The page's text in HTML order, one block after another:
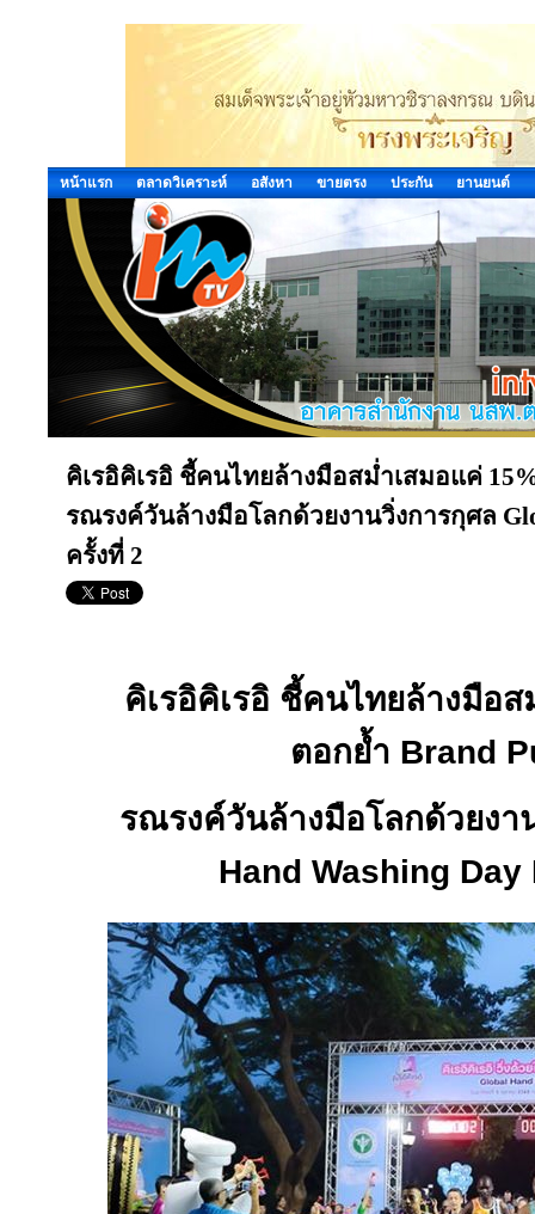
หน้าแรก ตลาดวิเคราะห์ อสังหา ขายตรง ประกัน ยานยนต์
คิเรอิคิเรอิ ชี้คนไทยล้างมือสม่ำเสมอแค่
รณรงค์วันล้างมือโลกด้วยงานวิ่งการกุศล
ครั้งที่ 2
คิเรอิคิเรอิ ชี้คนไทยล้างมือ
ตอกย้ำ Brand
รณรงค์วันล้างมือโลกด้วยง
Hand Washing